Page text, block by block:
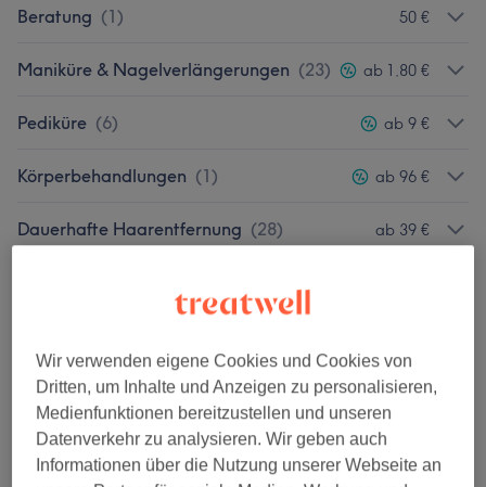
Beratung (1) 50 €
Maniküre & Nagelverlängerungen (23) ab 1,80 €
Pediküre (6) ab 9 €
Körperbehandlungen (1) ab 96 €
Dauerhafte Haarentfernung (28) ab 39 €
Gesichtsbehandlungen (30) ab 15 €
Icoon Laser Körpemodellierung (9) ab 109 €
Wir verwenden eigene Cookies und Cookies von
Dritten, um Inhalte und Anzeigen zu personalisieren,
Medienfunktionen bereitzustellen und unseren
Datenverkehr zu analysieren. Wir geben auch
Informationen über die Nutzung unserer Webseite an